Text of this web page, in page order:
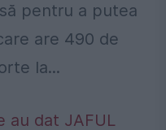
pentru a putea
are 490 de
la...